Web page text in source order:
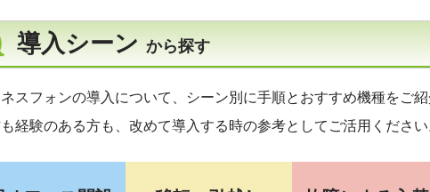
導入シーン から探す
ネスフォンの導入について、シーン別に手順とおすすめ機種をご
経験のある方も、改めて導入する時の参考としてご活用ください